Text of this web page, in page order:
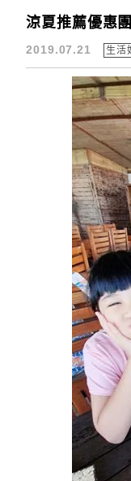
涼夏推薦優惠
2019.07.21 生活